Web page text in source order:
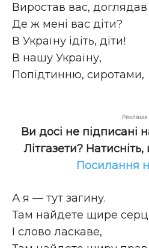
Виростав вас, доглядав
Де ж мені вас діти?
В Україну ідіть, діти!
В нашу Україну,
Попідтинню, сиротами,
Реклама
Ви досі не підписані
Літгазети?
Посилання
А я — тут загину.
Там найдете щире
І слово ласкаве,